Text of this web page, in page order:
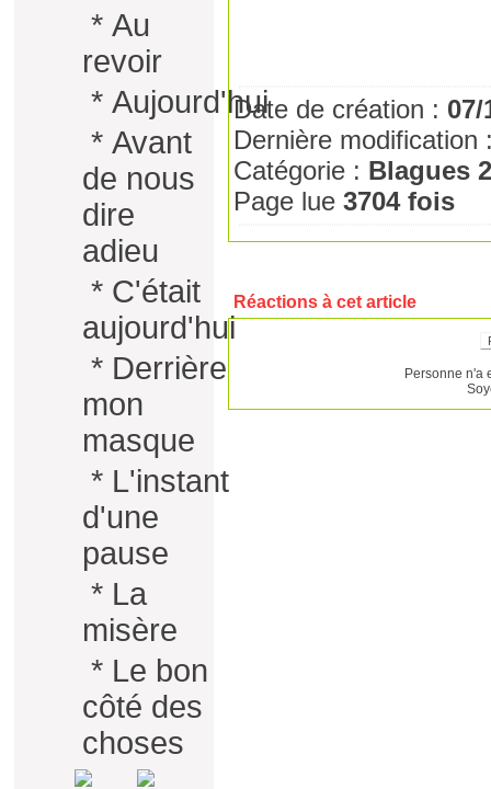
* Au
revoir
* Aujourd'hui
* Avant
de nous
dire
adieu
* C'était
aujourd'hui
* Derrière
mon
masque
* L'instant
d'une
pause
* La
misère
* Le bon
côté des
choses
Date de création : 07/
Dernière
Catégorie : Blagues 2
Page lue 3704 fois
Réactions à cet article
Personne n'a